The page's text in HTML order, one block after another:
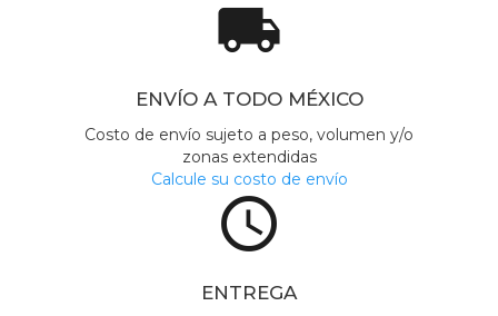
local_shipping
ENVÍO A TODO MÉXICO
Costo de envío sujeto a peso, volumen y/o
zonas extendidas
Calcule su costo de envío
access_time
ENTREGA